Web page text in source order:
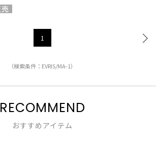
1
（検索条件：EVRIS/MA-1）
RECOMMEND
おすすめアイテム